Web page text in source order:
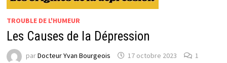
TROUBLE DE L'HUMEUR
Les Causes de la Dépression
parDocteur Yvan Bourgeois 17 octobre 2023 1